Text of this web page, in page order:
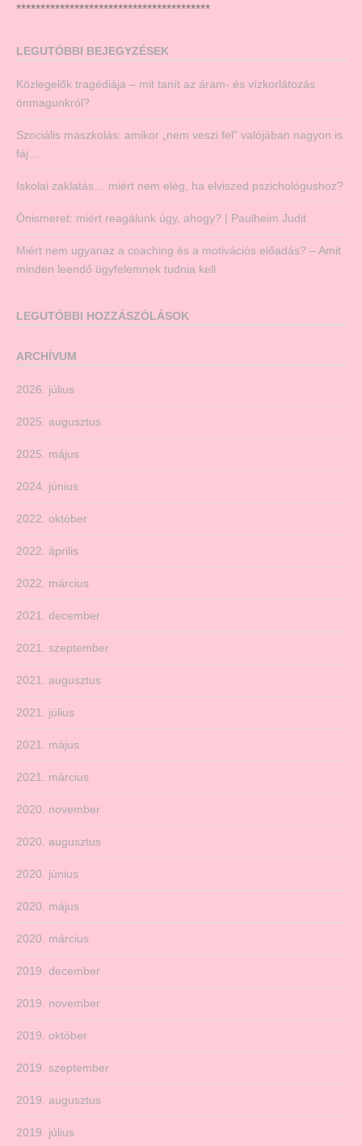
****************************************
LEGUTÓBBI BEJEGYZÉSEK
Közlegelők tragédiája – mit tanít az áram- és vízkorlátozás
önmagunkról?
Szociális maszkolás: amikor „nem veszi fel” valójában nagyon is
fáj…
Iskolai zaklatás… miért nem elég, ha elviszed pszichológushoz?
Önismeret: miért reagálunk úgy, ahogy? | Paulheim Judit
Miért nem ugyanaz a coaching és a motivációs előadás? – Amit
minden leendő ügyfelemnek tudnia kell
LEGUTÓBBI HOZZÁSZÓLÁSOK
ARCHÍVUM
2026. július
2025. augusztus
2025. május
2024. június
2022. október
2022. április
2022. március
2021. december
2021. szeptember
2021. augusztus
2021. július
2021. május
2021. március
2020. november
2020. augusztus
2020. június
2020. május
2020. március
2019. december
2019. november
2019. október
2019. szeptember
2019. augusztus
2019. július